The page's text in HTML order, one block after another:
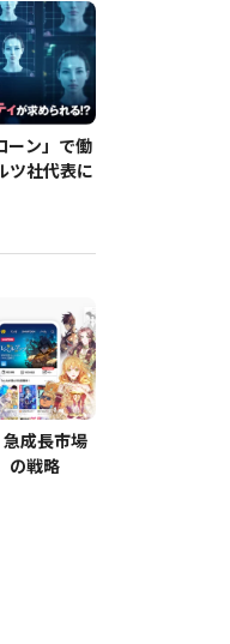
ーン」で働
ツ社代表に
成長市場
の戦略